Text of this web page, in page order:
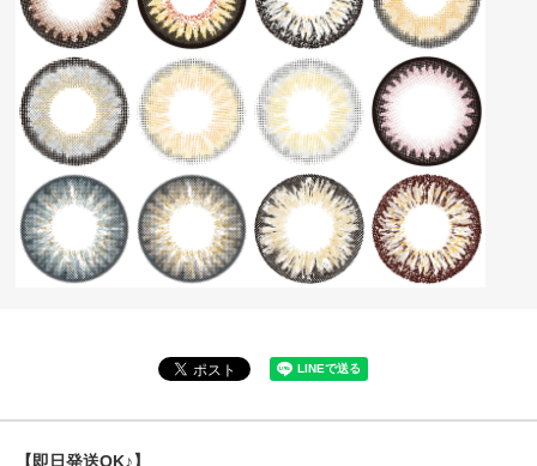
【即日発送OK♪】